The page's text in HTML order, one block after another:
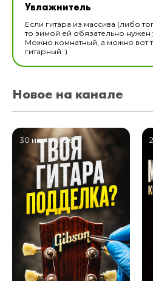
В наличии
Увлажнитель
Если гитара из массива (либо
то зимой ей обязательно нужен
Можно комнатный, а можно вот
гитарный :)
Новое на канале
30 июля 2026